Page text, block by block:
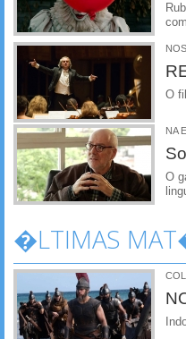
O
NA
O
�LTIMAS